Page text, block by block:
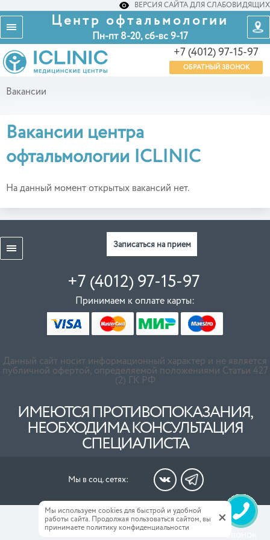
ВЕРСИЯ САЙТА ДЛЯ СЛАБОВИДЯЩИХ
Центр офтальмологии
Пн-пт 8-20, сб-вс 9-17
+7 (4012) 97-15-97
ОБРАТНЫЙ ЗВОНОК
Вакансии
Вакансии центра
офтальмологии ICLINIC
На данный момент открытых вакансий нет.
Записаться на прием
+7 (4012) 97-15-97
Мы в соц. сетях:
Принимаем к оплате карты:
Данный сайт носит информационный характер и не является
публичной офертой, определяемой положениями Статьи 427
(2) ГК РФ
ИМЕЮТСЯ ПРОТИВОПОКАЗАНИЯ,
НЕОБХОДИМА КОНСУЛЬТАЦИЯ
СПЕЦИАЛИСТА
Мы используем cookies для быстрой и удобной
работы сайта.
Продолжая пользоваться сайтом, вы
принимаете политику конфиденциальности +